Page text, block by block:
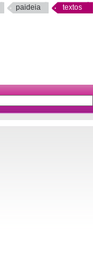
paideia textos